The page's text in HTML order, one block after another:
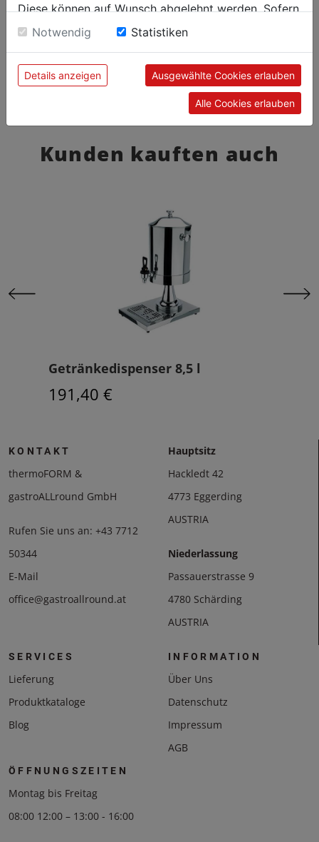
Kunden kauften auch
Getränkedispenser 8,5 l
191,40 €
KONTAKT
thermoFORM &
gastroALLround GmbH
Rufen Sie uns an: +43 7712
50344
E-Mail
office@gastroallround.at
Hauptsitz
Hackledt 42
4773 Eggerding
AUSTRIA
Niederlassung
Passauerstrasse 9
4780 Schärding
AUSTRIA
SERVICES
Lieferung
Produktkataloge
Blog
INFORMATION
Über Uns
Datenschutz
Impressum
AGB
ÖFFNUNGSZEITEN
Montag bis Freitag
08:00 12:00 – 13:00 - 16:00
Diese können auf Wunsch abgelehnt werden. Sofern
sie unsere Webseite weiter nutzen, geben Sie
Einwilligung zu unseren Cookies.
Notwendig Statistiken
Details anzeigen Ausgewählte Cookies erlauben
Alle Cookies erlauben